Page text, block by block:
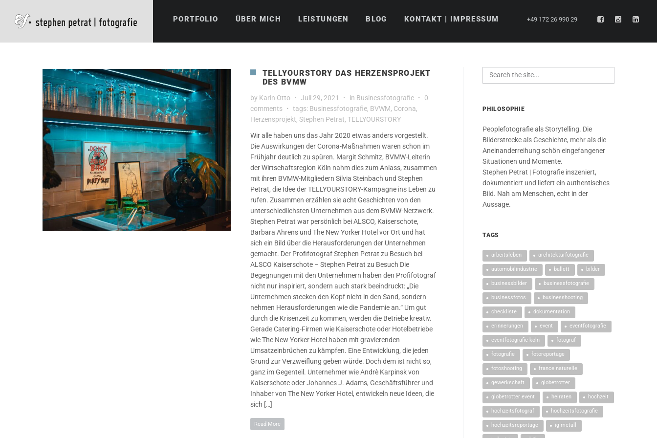
PORTFOLIO ÜBER MICH LEISTUNGEN BLOG KONTAKT | IMPRESSUM +49 172 26 990 29
TELLYOURSTORY DAS HERZENSPROJEKT
DES BVMW
by Karin Otto Juli 29, 2021 in Businessfotografie
0
comments
tags: Businessfotografie, BVWM, Corona,
Herzensprojekt, Stephen Petrat, TELLYOURSTORY
Wir alle haben uns das Jahr 2020 etwas anders vorgestellt.
Die Auswirkungen der Corona-Maßnahmen waren schon im
Frühjahr deutlich zu spüren. Margit Schmitz, BVMW-Leiterin
der Wirtschaftsregion Köln nahm dies zum Anlass, zusammen
mit ihren BVMW-Mitgliedern Silvia Steinbach und Stephen
Petrat, die Idee der TELLYOURSTORY-Kampagne ins Leben zu
rufen. Zusammen erzählen sie acht Geschichten von den
unterschiedlichsten Unternehmen aus dem BVMW-Netzwerk.
Stephen Petrat war persönlich bei ALSCO, Kaiserschote,
Barbara Ahrens und The New Yorker Hotel vor Ort und hat
sich ein Bild über die Herausforderungen der Unternehmen
gemacht. Der Profifotograf Stephen Petrat zu Besuch bei
ALSCO Kaiserschote – Stephen Petrat zu Besuch Die
Begegnungen mit den Unternehmern haben den Profifotograf
nicht nur inspiriert, sondern auch stark beeindruckt: „Die
Unternehmen stecken den Kopf nicht in den Sand, sondern
nehmen Herausforderungen wie die Pandemie an.“ Um gut
durch die Krisenzeit zu kommen, werden die Betriebe kreativ.
Gerade Catering-Firmen wie Kaiserschote oder Hotelbetriebe
wie The New Yorker Hotel haben mit gravierenden
Umsatzeinbrüchen zu kämpfen. Eine Entwicklung, die jeden
Grund zur Verzweiflung geben würde. Doch dem ist nicht so,
ganz im Gegenteil. Unternehmer wie Andrè Karpinsk von
Kaiserschote oder Johannes J. Adams, Geschäftsführer und
Inhaber von The New Yorker Hotel, entwickeln neue Ideen, die
sich […]
Read More
PHILOSOPHIE
Peoplefotografie als Storytelling. Die
Bilderstrecke als Geschichte, mehr als die
Aneinanderreihung schön eingefangener
Situationen und Momente.
Stephen Petrat | Fotografie inszeniert,
dokumentiert und liefert ein authentisches
Bild. Nah am Menschen, echt in der
Aussage.
TAGS
arbeitsleben architekturfotografie
automobilindustrie ballett bilder
businessbilder businessfotografie
businessfotos businesshooting
checkliste dokumentation
erinnerungen event eventfotografie
eventfotografie köln fotograf
fotografie fotoreportage
fotoshooting france naturelle
gewerkschaft globetrotter
globetrotter event heiraten hochzeit
hochzeitsfotograf hochzeitsfotografie
hochzeitsreportage ig metall